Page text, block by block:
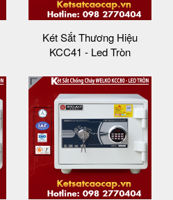
Két Sắt Thương Hiệu
KCC41 - Led Tròn